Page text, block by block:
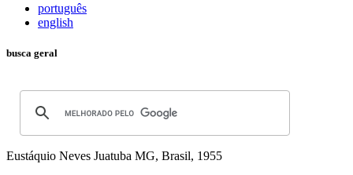
português
english
busca geral
Eustáquio Neves Juatuba MG, Brasil, 1955